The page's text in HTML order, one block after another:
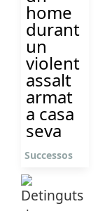
home
durant
un
violent
assalt
armat
a casa
seva
Successos